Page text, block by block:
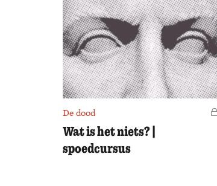
De dood
Wat is het niets? |
spoedcursus